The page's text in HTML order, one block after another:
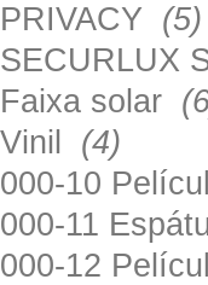
PRIVACY (5)
SECURLUX
Faixa solar
Vinil (4)
000-10
000-11
000-12